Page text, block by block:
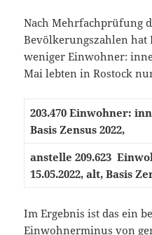
Nach Mehrfachprüfung
Bevölkerungszahlen hat
weniger Einwohner:
Mai lebten in Rostock
203.470 Einwohner:
Basis Zensus 2022,
anstelle 209.623
15.05.2022, alt, Basis
Im Ergebnis ist das ein
Einwohnerminus von